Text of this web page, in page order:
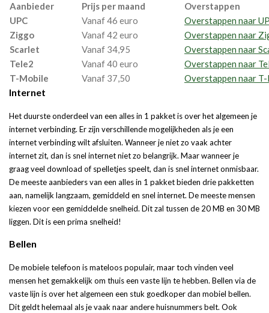
Aanbieder Prijs per maand
Overstappen
UPC
Vanaf 46 euro
Overstappen naar
Ziggo
Vanaf 42 euro
Overstappen naar
Scarlet
Vanaf 34,95
Overstappen naar
Tele2
Vanaf 40 euro
Overstappen naar
T-Mobile
Vanaf 37,50 Overstappen naar
Internet
Het duurste onderdeel van een alles in 1 pakket is over het algemeen je
internet verbinding. Er zijn verschillende mogelijkheden als je een
internet verbinding wilt afsluiten. Wanneer je niet zo vaak achter
internet zit, dan is snel internet niet zo belangrijk. Maar wanneer je
graag veel download of spelletjes speelt, dan is snel internet onmisbaar.
De meeste aanbieders van een alles in 1 pakket bieden drie pakketten
aan, namelijk langzaam, gemiddeld en snel internet. De meeste mensen
kiezen voor een gemiddelde snelheid. Dit zal tussen de 20 MB en 30 MB
liggen. Dit is een prima snelheid!
Bellen
De mobiele telefoon is mateloos populair, maar toch vinden veel
mensen het gemakkelijk om thuis een vaste lijn te hebben. Bellen via de
vaste lijn is over het algemeen een stuk goedkoper dan mobiel bellen.
Dit geldt helemaal als je vaak naar andere huisnummers belt. Ook